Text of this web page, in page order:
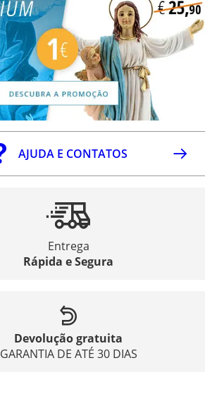
AJUDA E CONTATOS
Entrega
Rápida e Segura
Devolução gratuita
GARANTIA DE ATÉ 30 DIAS